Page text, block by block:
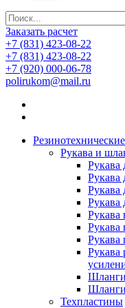
Заказать расчет
+7 (831) 423-08-22
+7 (831) 423-08-22
+7 (920) 000-06-78
polirukom@mail.ru
Рукава и
Рукава
Рукава
Рукава
Рукава
Рукава
Рукава
Рукава
Рукава
Техпластины